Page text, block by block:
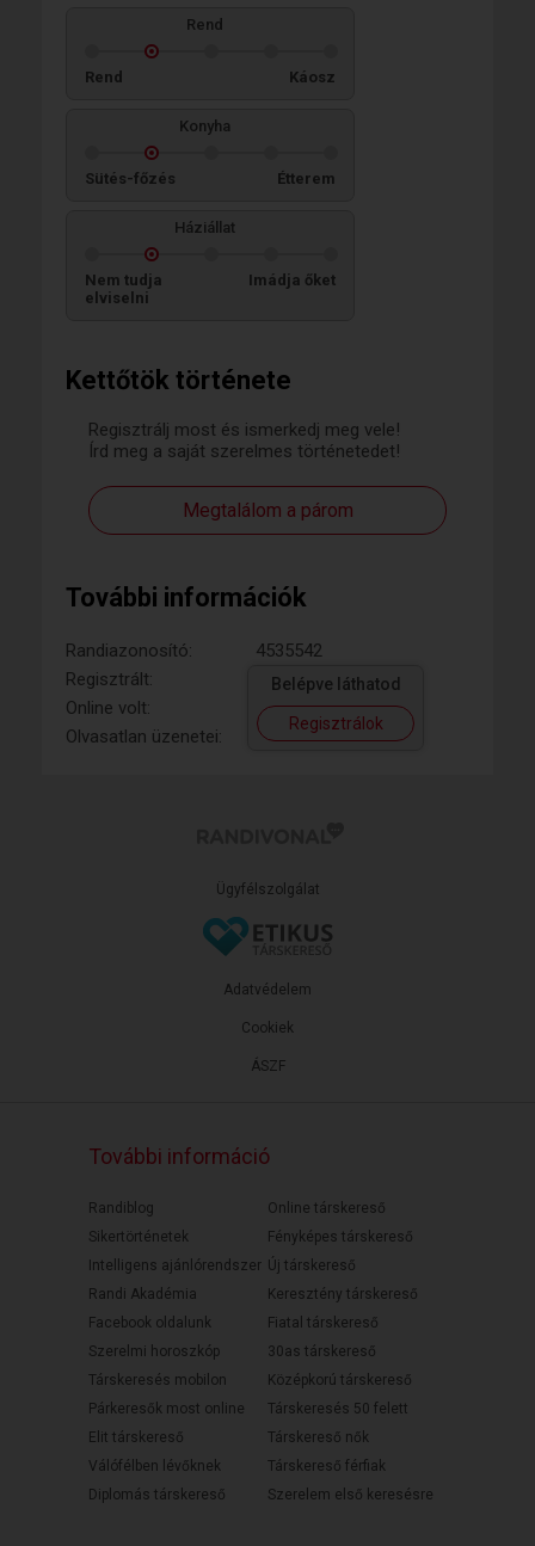
Kettőtök története
Regisztrálj most és ismerkedj meg vele!
Írd meg a saját szerelmes történetedet!
Megtalálom a párom
További információk
Randiazonosító:
4535542
Regisztrált:
Online volt:
Olvasatlan üzenetei:
Belépve láthatod
Regisztrálok
Rend
Rend Káosz
Konyha
Sütés-főzés Étterem
Háziállat
Nem tudja
elviselni
Imádja őket
Ügyfélszolgálat
ÁSZF
Adatvédelem
Cookiek
További információ
Randiblog
Sikertörténetek
Intelligens ajánlórendszer
Randi Akadémia
Facebook oldalunk
Szerelmi horoszkóp
Társkeresés mobilon
Párkeresők most online
Elit társkereső
Válófélben lévőknek
Diplomás társkereső
Online társkereső
Fényképes társkereső
Új társkereső
Keresztény társkereső
Fiatal társkereső
30as társkereső
Középkorú társkereső
Társkeresés 50 felett
Társkereső nők
Társkereső férfiak
Szerelem első keresésre